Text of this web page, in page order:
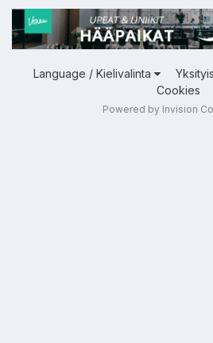
Language / Kielivalinta
Cookies
Powered by Invision